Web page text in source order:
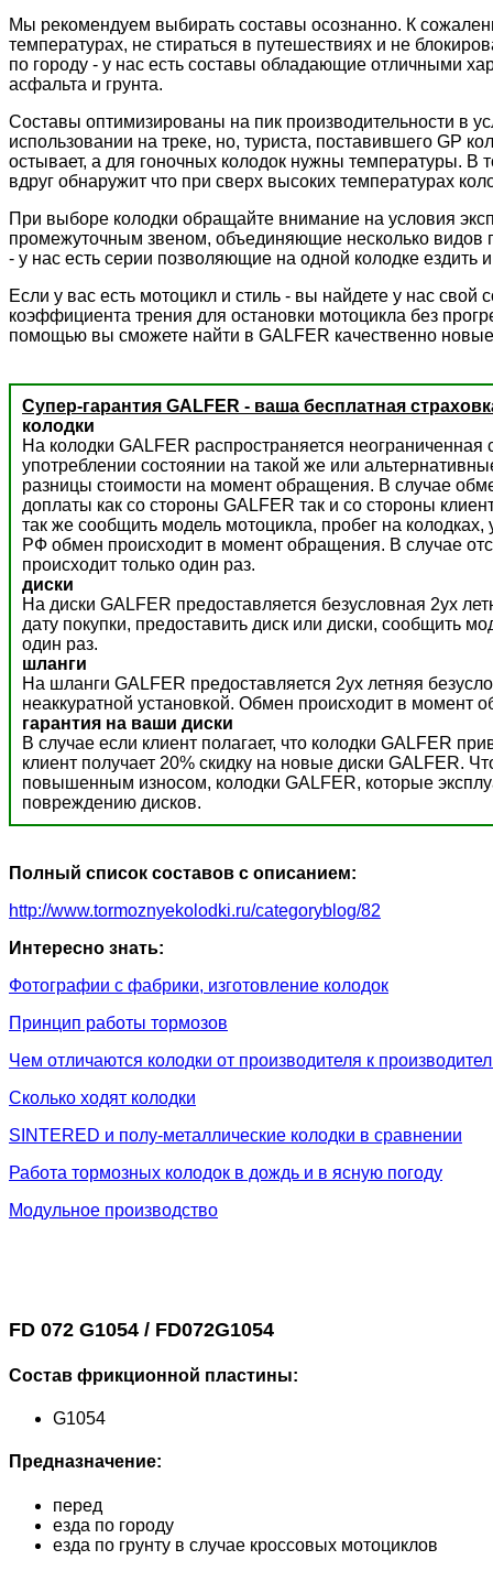
Мы рекомендуем выбирать составы осознанно. К
температурах, не стираться в путешествиях и не
по городу - у нас есть составы обладающие отличными
асфальта и грунта.
Составы оптимизированы на пик производительности в
использовании на треке, но, туриста, поставившего GP
остывает, а для гоночных колодок нужны температуры. В
вдруг обнаружит что при сверх высоких температурах
При выборе колодки обращайте внимание на условия
промежуточным звеном, объединяющие несколько видов
- у нас есть серии позволяющие на одной колодке ездить
Если у вас есть мотоцикл и стиль - вы найдете у нас
коэффициента трения для остановки мотоцикла без
помощью вы сможете найти в GALFER качественно
Супер-гарантия GALFER - ваша бесплатная
колодки
На колодки GALFER распространяется
употреблении состоянии на такой же или
разницы стоимости на момент обращения. В случае
доплаты как со стороны GALFER так и со стороны
так же сообщить модель мотоцикла, пробег на
РФ обмен происходит в момент обращения. В случае
происходит только один раз.
диски
На диски GALFER предоставляется безусловная 2ух
дату покупки, предоставить диск или диски, сообщить
один раз.
шланги
На шланги GALFER предоставляется 2ух летняя
неаккуратной установкой. Обмен происходит в момент
гарантия на ваши диски
В случае если клиент полагает, что колодки GALFER
клиент получает 20% скидку на новые диски GALFER.
повышенным износом, колодки GALFER, которые
повреждению дисков.
Полный список составов с описанием:
http://www.tormoznyekolodki.ru/categoryblog/82
Интересно знать:
Фотографии с фабрики, изготовление колодок
Принцип работы тормозов
Чем отличаются колодки от производителя к
Сколько ходят колодки
SINTERED и полу-металлические колодки в сравнении
Работа тормозных колодок в дождь и в ясную погоду
Модульное производство
FD 072 G1054 / FD072G1054
Состав фрикционной пластины:
G1054
Предназначение:
перед
езда по городу
езда по грунту в случае кроссовых мотоциклов